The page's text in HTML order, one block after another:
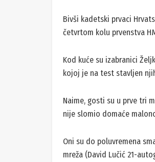
Bivši kadetski prvaci
četvrtom kolu prvenstva
Kod kuće su izabranici
kojoj je na test stavljen
Naime, gosti su u prve tri
nije slomio domaće
Oni su do poluvremena
mreža (David Lučić 21-